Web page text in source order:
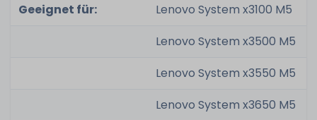
Geeignet für:
Lenovo System x3100 M5
Lenovo System x3500 M5
Lenovo System x3550 M5
Lenovo System x3650 M5